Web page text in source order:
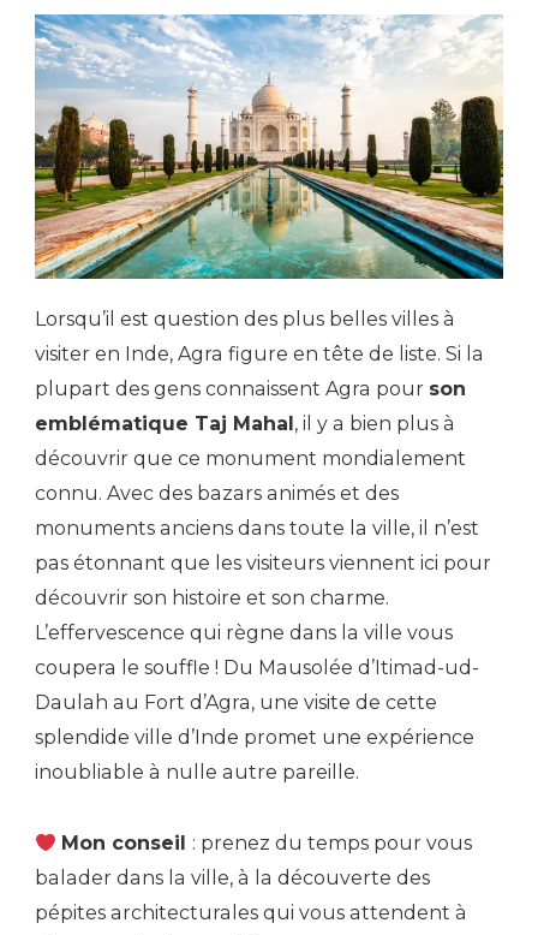
Lorsqu’il est question des plus belles villes à
visiter en Inde, Agra figure en tête de liste. Si la
plupart des gens connaissent Agra pour son
emblématique Taj Mahal , il y a bien plus à
découvrir que ce monument mondialement
connu. Avec des bazars animés et des
monuments anciens dans toute la ville, il n’est
pas étonnant que les visiteurs viennent ici pour
découvrir son histoire et son charme.
L’effervescence qui règne dans la ville vous
coupera le souffle ! Du Mausolée d’Itimad-ud-
Daulah au Fort d’Agra, une visite de cette
splendide ville d’Inde promet une expérience
inoubliable à nulle autre pareille.
Mon conseil : prenez du temps pour vous
balader dans la ville, à la découverte des
pépites architecturales qui vous attendent à